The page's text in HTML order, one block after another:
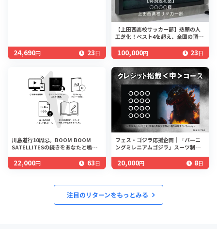
24,690円 23日
【上田西高校サッカー部】悲願の人
工芝化！ベスト4を超え、全国の頂点
100,000円 23日
川島道行10周忌。BOOM BOOM
SATELLITESの続きをあなたと鳴ら
22,000円 63日
フェス・ゴジラ応援企画｜「バーニ
ングミレニアムゴジラ」スーツ制作
20,000円 8日
注目のリターンをもっとみる